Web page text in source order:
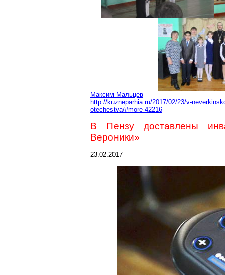
Максим Мальцев
http://kuzneparhia.ru/2017/02/23/v-
otechestva/#more-42216
В Пензу доставлены
Вероники»
23.02.2017